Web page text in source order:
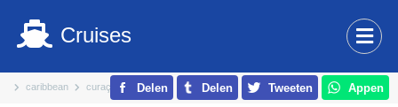
caribbean curaçao
Cruises
Delen Delen Tweeten Appen